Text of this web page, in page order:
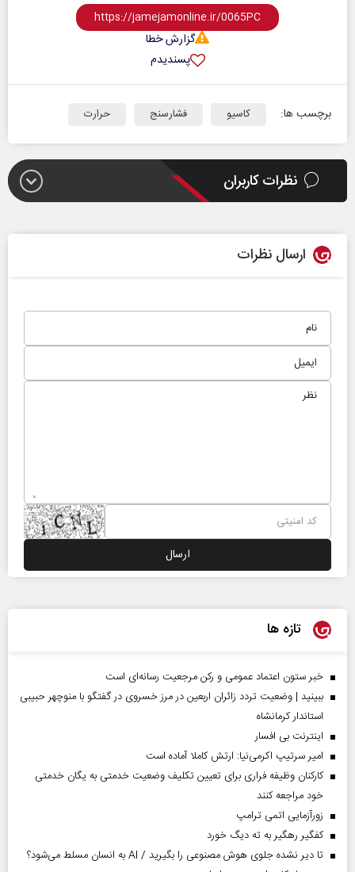
گزارش خطا
پسندیدم
برچسب ها: کاسیو فشارسنج حرارت
نظرات کاربران
ارسال نظرات
تازه ها
خبر ستون اعتماد عمومی و رکن مرجعیت رسانه‌ای است
ببینید | وضعیت تردد زائران اربعین در مرز خسروی در گفتگو با منوچهر حبیبی
استاندار کرمانشاه
اینترنت بی افسار
امیر سرتیپ اکرمی‌نیا: ارتش کاملا آماده است
کارکنان وظیفه فراری برای تعیین تکلیف وضعیت خدمتی به یگان خدمتی
خود مراجعه کنند
زورآزمایی اتمی ترامپ
کفگیر رهگیر به ته دیگ خورد
تا دیر نشده جلوی هوش مصنوعی را بگیرید / AI به انسان مسلط می‌شود؟